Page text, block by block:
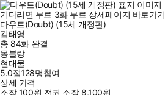
기다리면 무료 3화 무료 상세페이지 바로가기
다우트(Doubt) (15세 개정판)
김태영
총 84화 완결
몽블랑
현대물
5.0점128명참여
상세 가격
소장100원 전권 소장 8,100원